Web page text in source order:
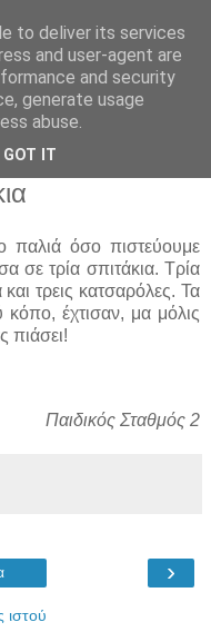
παλιά όσο πιστεύουμε
σε τρία σπιτάκια. Τρία
και τρεις κατσαρόλες. Τα
έχτισαν, μα μόλις
πιάσει!
Παιδικός Σταθμός 2
›
ιστού
to deliver its services
and user-agent are
and security
generate usage
abuse.
GOT IT